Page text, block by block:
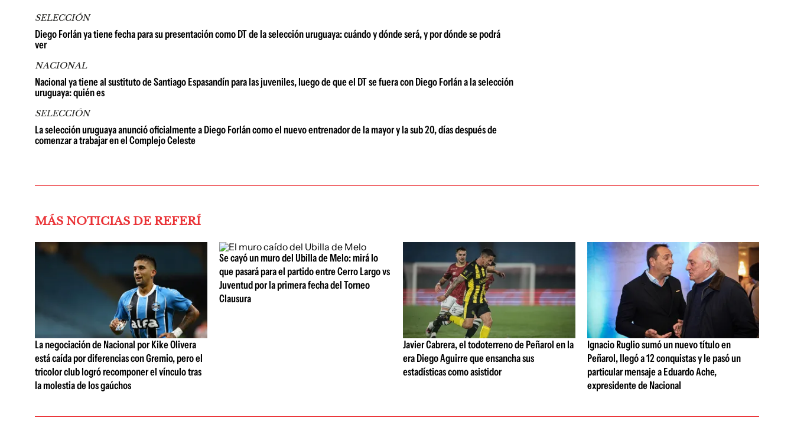
SELECCIÓN
Diego Forlán ya tiene fecha para su presentación como DT de la selección uruguaya: cuándo y dónde será, y por dónde se podrá
ver
NACIONAL
Nacional ya tiene al sustituto de Santiago Espasandín para las juveniles, luego de que el DT se fuera con Diego Forlán a la selección
uruguaya: quién es
SELECCIÓN
La selección uruguaya anunció oficialmente a Diego Forlán como el nuevo entrenador de la mayor y la sub 20, días después de
comenzar a trabajar en el Complejo Celeste
MÁS NOTICIAS DE REFERÍ
La negociación de Nacional por Kike Olivera
está caída por diferencias con Gremio, pero el
tricolor club logró recomponer el vínculo tras
la molestia de los gaúchos
Se cayó un muro del Ubilla de Melo: mirá lo
que pasará para el partido entre Cerro Largo vs
Juventud por la primera fecha del Torneo
Clausura
Javier Cabrera, el todoterreno de Peñarol en la
era Diego Aguirre que ensancha sus
estadísticas como asistidor
Ignacio Ruglio sumó un nuevo título en
Peñarol, llegó a 12 conquistas y le pasó un
particular mensaje a Eduardo Ache,
expresidente de Nacional